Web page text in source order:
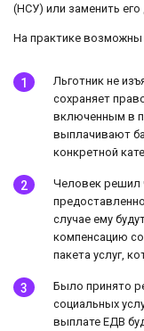
(НСУ) или заменить его
На практике
Льготник не
сохраняет
включенным в
выплачивают
конкретной
Человек решил
случае ему
компенсацию
пакета услуг,
Было принято
социальных
выплате ЕДВ